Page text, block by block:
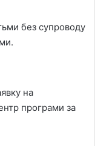
без супроводу
на
програми за